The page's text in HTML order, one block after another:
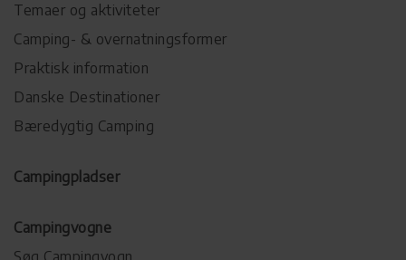
Temaer og aktiviteter
Camping- & overnatningsformer
Praktisk information
Danske Destinationer
Bæredygtig Camping
Campingpladser
Campingvogne
Søg Campingvogn